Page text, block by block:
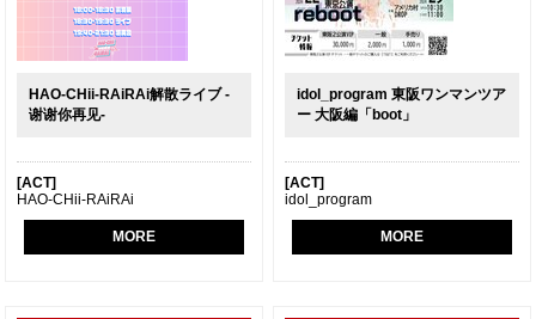
HAO-CHii-RAiRAi解散ライブ -
谢谢你再见-
[ACT]
HAO-CHii-RAiRAi
MORE
idol_program 東阪ワンマンツア
ー 大阪編「boot」
[ACT]
idol_program
MORE